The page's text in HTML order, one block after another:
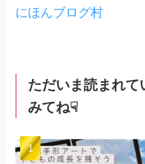
にほんブログ村
ただいま読まれて
みてね☟